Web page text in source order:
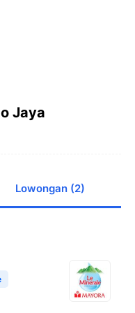
Jaya
Lowongan (2)